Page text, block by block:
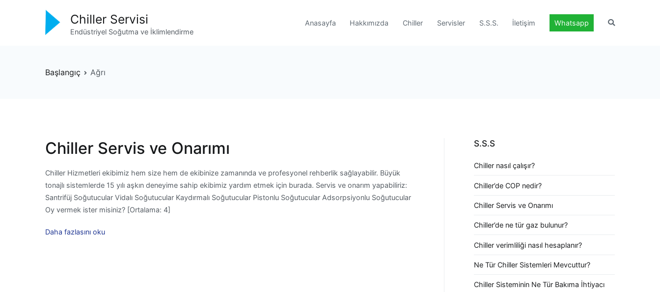
Chiller Servisi
Endüstriyel Soğutma ve İklimlendirme
Anasayfa Hakkımızda Chiller Servisler S.S.S. İletişim Whatsapp
Başlangıç Ağrı
Chiller Servis ve Onarımı
Chiller Hizmetleri ekibimiz hem size hem de ekibinize zamanında ve profesyonel rehberlik sağlayabilir. Büyük
tonajlı sistemlerde 15 yılı aşkın deneyime sahip ekibimiz yardım etmek için burada. Servis ve onarım yapabiliriz:
Santrifüj Soğutucular Vidalı Soğutucular Kaydırmalı Soğutucular Pistonlu Soğutucular Adsorpsiyonlu Soğutucular
Oy vermek ister misiniz? [Ortalama: 4]
Daha fazlasını oku
S.S.S
Chiller nasıl çalışır?
Chiller’de COP nedir?
Chiller Servis ve Onarımı
Chiller’de ne tür gaz bulunur?
Chiller verimliliği nasıl hesaplanır?
Ne Tür Chiller Sistemleri Mevcuttur?
Chiller Sisteminin Ne Tür Bakıma İhtiyacı